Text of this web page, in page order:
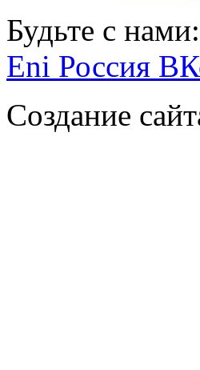
Будьте с нами:
Eni Россия
Создание